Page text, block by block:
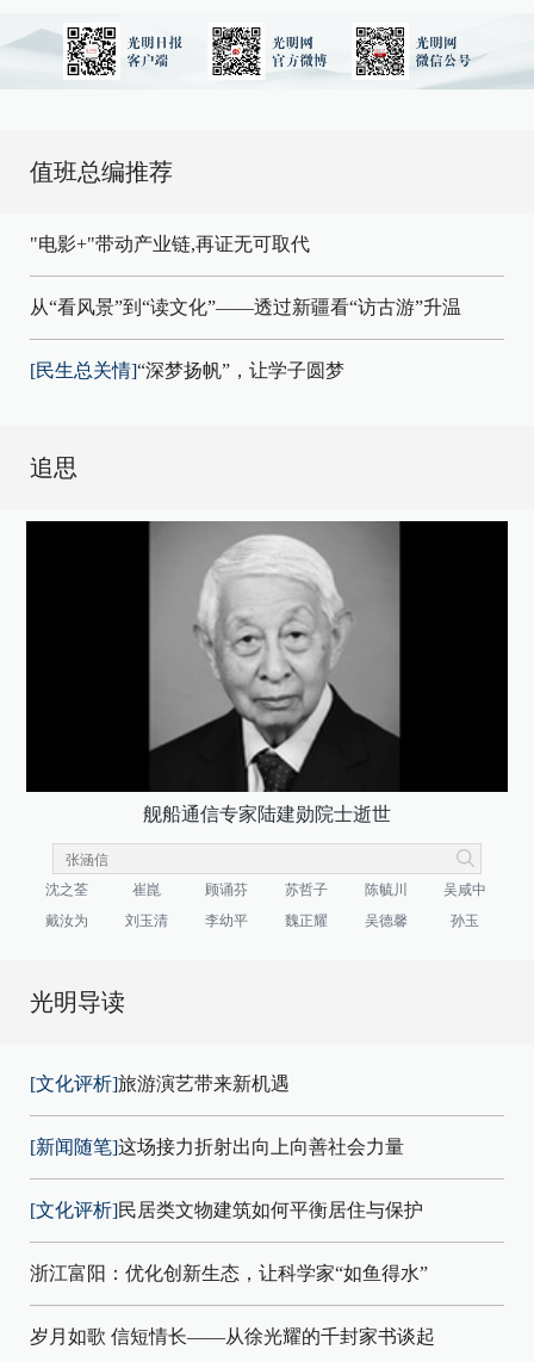
值班总编推荐
"电影+"带动产业链,再证无可取代
从“看风景”到“读文化”——透过新疆看“访古游”升温
[民生总关情]“深梦扬帆”，让学子圆梦
追思
舰船通信专家陆建勋院士逝世
沈之荃 崔崑 顾诵芬 苏哲子 陈毓川
吴咸中
戴汝为
刘玉清 李幼平 魏正耀 吴德馨 孙玉
光明导读
[文化评析]旅游演艺带来新机遇
[新闻随笔]这场接力折射出向上向善社会力量
[文化评析]民居类文物建筑如何平衡居住与保护
浙江富阳：优化创新生态，让科学家“如鱼得水”
岁月如歌 信短情长——从徐光耀的千封家书谈起